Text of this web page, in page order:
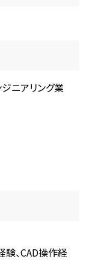
ニアリング業
験、CAD操作経